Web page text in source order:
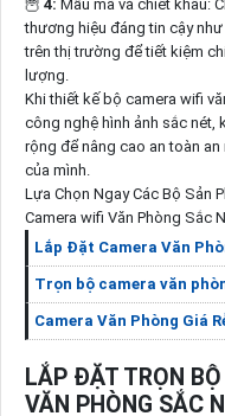
🦉 4: Mẫu mã và chiết khấu:
thương hiệu đáng tin cậy
trên thị trường để tiết kiệm
lượng.
Khi thiết kế bộ camera wifi
công nghệ hình ảnh sắc nét,
rộng để nâng cao an toàn
của mình.
Lựa Chọn Ngay Các Bộ Sản
Camera wifi Văn Phòng Sắc
Lắp Đặt Camera Văn
Trọn bộ camera văn
Camera Văn Phòng Giá
LẮP ĐẶT TRỌN
VĂN PHÒNG SẮC